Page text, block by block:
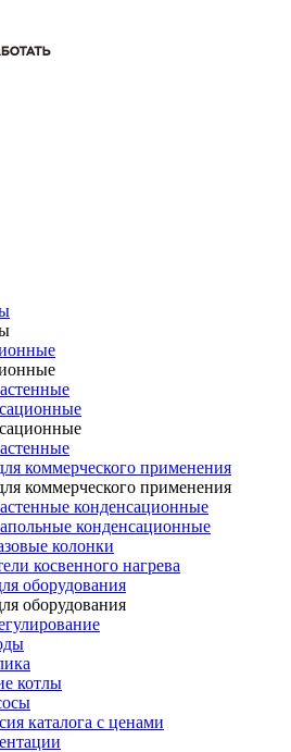
коммерческого применения
коммерческого применения
конденсационные
конденсационные
колонки
косвенного нагрева
оборудования
оборудования
котлы
каталога с ценами